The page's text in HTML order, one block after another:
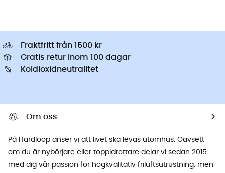
Fraktfritt från 1500 kr
Gratis retur inom 100 dagar
Koldioxidneutralitet
Om oss
På Hardloop anser vi att livet ska levas utomhus. Oavsett
om du är nybörjare eller toppidrottare delar vi sedan 2015
med dig vår passion för högkvalitativ friluftsutrustning, men